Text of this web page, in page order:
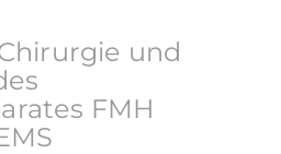
und
FMH